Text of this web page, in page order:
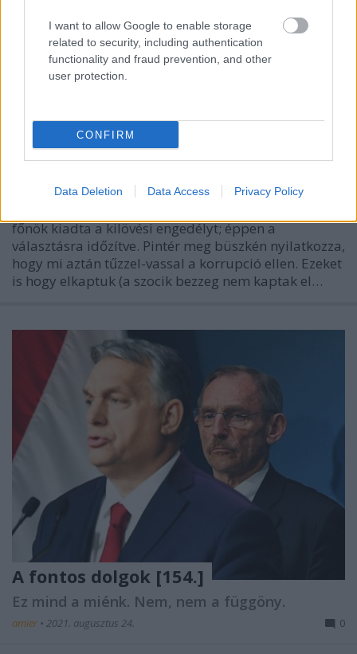
I want to allow Google to enable storage
related to security, including authentication
functionality and fraud prevention, and other
user protection.
CONFIRM
Data Deletion Data Access Privacy Policy
Völner, a hintőpor [186.]
amier•2021. december 07.
Lemondott hivataláról a többmilliós kenőpénzek
főnök kiadta a kilövési engedélyt; éppen a
választásra időzítve. Pintér meg büszkén nyilatkozza,
hogy mi aztán tűzzel-vassal a korrupció ellen. Ezeket
is hogy elkaptuk (a szocik bezzeg nem kaptak el…
A fontos dolgok [154.]
Ez mind a miénk. Nem, nem a függöny.
amier • 2021. augusztus 24. 0